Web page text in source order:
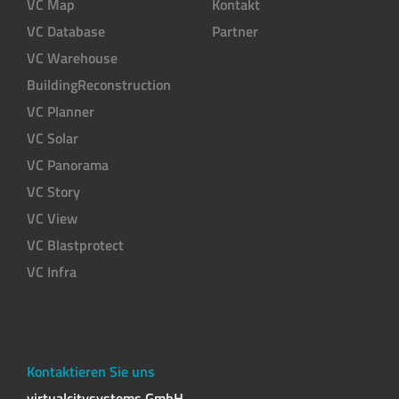
München
Sie
uns
auf
diesjährigen
INTERGEO
vom
15.
bis
C6
VC Map
VC Database
VC Warehouse
BuildingReconstruction
VC Planner
VC Solar
VC Panorama
VC Story
VC View
VC Blastprotect
VC Infra
Kontakt
Partner
Kontaktieren Sie uns